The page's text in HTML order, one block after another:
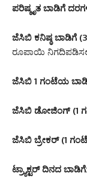
ಪರಿಷ್ಕೃತ ಬಾಡಿಗೆ
ಜೆಸಿಬಿ ಕನಿಷ್ಠ ಬಾಡಿಗೆ
ರೂಪಾಯಿ
ಜೆಸಿಬಿ 1 ಗಂಟೆಯ
ಜೆಸಿಬಿ ಡೋಜಿಂಗ್ (1
ಜೆಸಿಬಿ ಬ್ರೇಕರ್ (1
ಟ್ರ್ಯಾಕ್ಟರ್ ದಿನದ ಬಾಡಿಗೆ: